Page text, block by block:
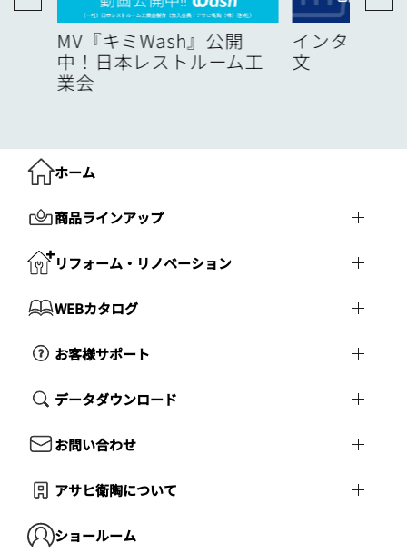
MV『キミWash』公開
中！日本レストルーム工
業会
インターネ
文
ホーム
商品ラインアップ
リフォーム・リノベーション
WEBカタログ
お客様サポート
データダウンロード
お問い合わせ
アサヒ衛陶について
ショールーム